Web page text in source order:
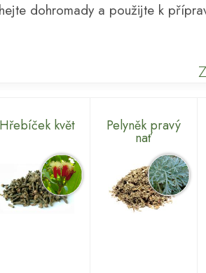
dohromady a použijte k
Hřebíček květ Pelyněk pravý
nať